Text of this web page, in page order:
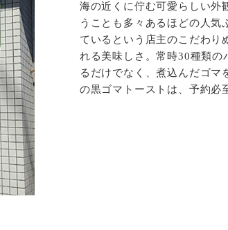
海の近くに佇む可愛らしい外
うことも多々あるほどの人気
ているという店主のこだわり
れる美味しさ。常時30種類
るだけでなく、煮込んだゴマ
の黒ゴマトーストは、予約必